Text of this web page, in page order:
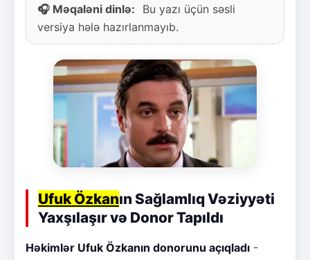
🎧 Məqaləni dinlə:
Bu yazı üçün səsli
versiya hələ hazırlanmayıb.
Ufuk Özkanın Sağlamlıq Vəziyyəti
Yaxşılaşır və Donor Tapıldı
Həkimlər Ufuk Özkanın donorunu açıqladı -